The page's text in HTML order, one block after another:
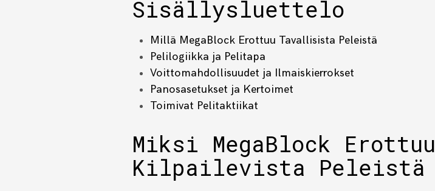
Sisällysluettelo
Millä MegaBlock Erottuu Tavallisista Peleistä
Pelilogiikka ja Pelitapa
Voittomahdollisuudet ja Ilmaiskierrokset
Panosasetukset ja Kertoimet
Toimivat Pelitaktiikat
Miksi MegaBlock Erottuu
Kilpailevista Peleistä